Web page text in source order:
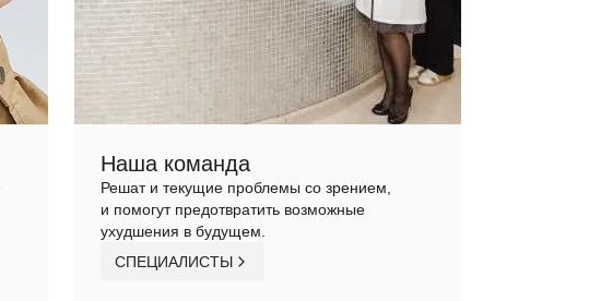
Наша команда
Решат и текущие проблемы со зрением,
и помогут предотвратить возможные
ухудшения в будущем.
СПЕЦИАЛИСТЫ